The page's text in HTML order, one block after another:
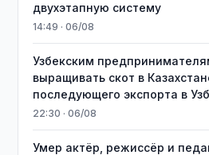
двухэтапную систему
14:49 · 06/08
Узбекским
выращивать скот в
последующего экспорта в
22:30 · 06/08
Умер актёр, режиссёр и